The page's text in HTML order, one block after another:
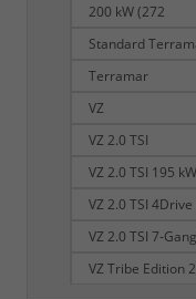
200 kW (272
Standard
Terramar
VZ
VZ 2.0 TSI
VZ 2.0 TSI 195
VZ 2.0 TSI 4Drive
VZ 2.0 TSI 7-
VZ Tribe Edition